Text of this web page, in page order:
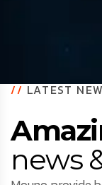
//LATEST
news